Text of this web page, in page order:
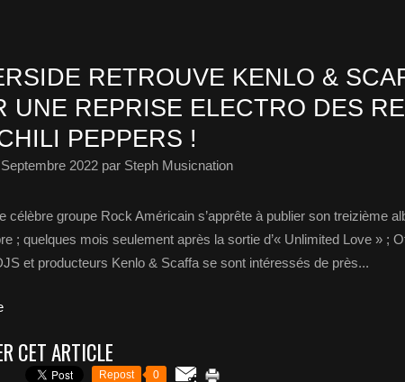
RETROUVE KENLO &
UNE REPRISE ELECTRO DES
PEPPERS !
2022 par Steph Musicnation
célèbre groupe Rock Américain s’apprête à publier son treizième
; quelques mois seulement après la sortie d’« Unlimited Love » ;
et producteurs Kenlo & Scaffa se sont intéressés de près...
CET ARTICLE
Repost 0